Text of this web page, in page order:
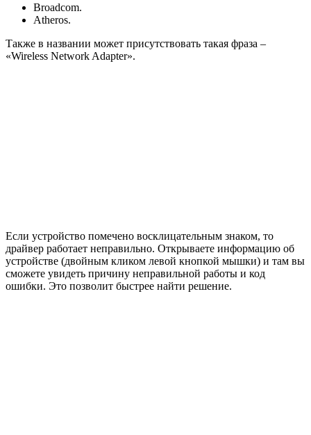
Broadcom.
Atheros.
Также в названии может присутствовать такая фраза –
«Wireless Network Adapter».
Если устройство помечено восклицательным знаком, то
драйвер работает неправильно. Открываете информацию об
устройстве (двойным кликом левой кнопкой мышки) и там вы
сможете увидеть причину неправильной работы и код
ошибки. Это позволит быстрее найти решение.